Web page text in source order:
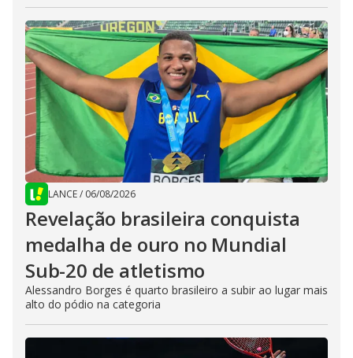
LANCE/ 06/08/2026
Revelação brasileira conquista
medalha de ouro no Mundial
Sub-20 de atletismo
Alessandro Borges é quarto brasileiro a subir ao lugar mais
alto do pódio na categoria